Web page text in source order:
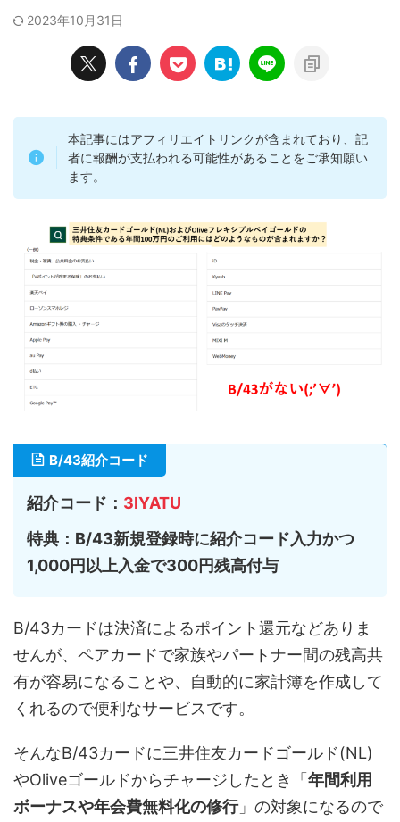
2023年10月31日
本記事にはアフィリエイトリンクが含まれており、記
者に報酬が支払われる可能性があることをご承知願い
ます。
B/43紹介コード
紹介コード： 3IYATU
特典：B/43新規登録時に紹介コード入力かつ
1,000円以上入金で300円残高付与
B/43カードは決済によるポイント還元などありま
せんが、ペアカードで家族やパートナー間の残高共
有が容易になることや、自動的に家計簿を作成して
くれるので便利なサービスです。
そんなB/43カードに三井住友カードゴールド(NL)
やOliveゴールドからチャージしたとき「年間利用
ボーナスや年会費無料化の修行」の対象になるので